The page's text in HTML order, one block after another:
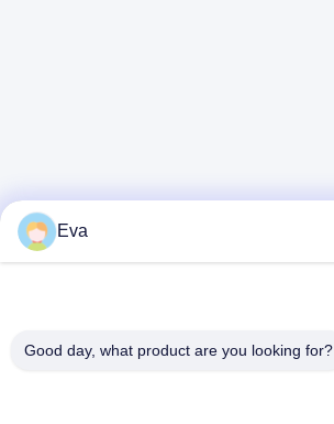
Eva
Good day, what product are you looking for?